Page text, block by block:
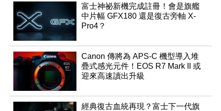
富士神祕新機完成註冊！會是旗艦
中片幅 GFX180 還是復古旁軸 X-
Pro4？
Canon 傳將為 APS-C 機型導入堆
疊式感光元件！EOS R7 Mark II 或
迎來高速讀出升級
經典復古血統再現？富士下一代旗